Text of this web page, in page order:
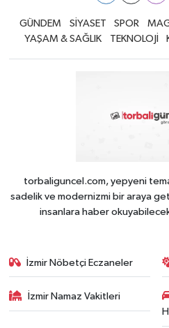
GÜNDEM SİYASET SPOR
YAŞAM & SAĞLIK
TEKNOLOJİ
torbaliguncel.com, yepyeni
sadelik ve modernizmi bir araya
insanlara haber
İzmir Nöbetçi Eczaneler
İzmir Namaz Vakitleri